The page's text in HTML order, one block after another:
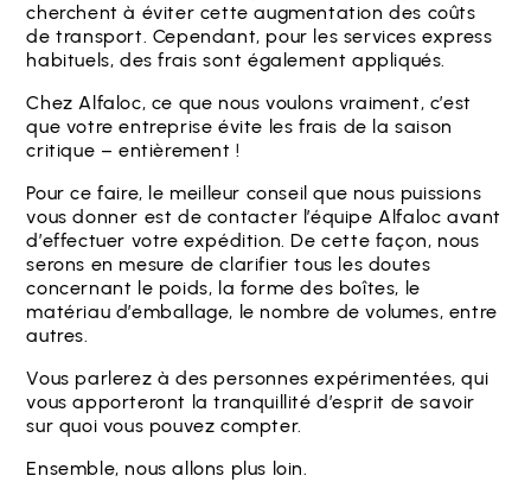
cherchent à éviter cette augmentation des coûts
de transport. Cependant, pour les services express
habituels, des frais sont également appliqués.
Chez Alfaloc, ce que nous voulons vraiment, c’est
que votre entreprise évite les frais de la saison
critique – entièrement !
Pour ce faire, le meilleur conseil que nous puissions
vous donner est de contacter l’équipe Alfaloc avant
d’effectuer votre expédition. De cette façon, nous
serons en mesure de clarifier tous les doutes
concernant le poids, la forme des boîtes, le
matériau d’emballage, le nombre de volumes, entre
autres.
Vous parlerez à des personnes expérimentées, qui
vous apporteront la tranquillité d’esprit de savoir
sur quoi vous pouvez compter.
Ensemble, nous allons plus loin.